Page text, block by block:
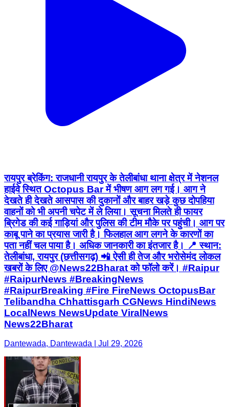
रायपुर ब्रेकिंग: राजधानी रायपुर के तेलीबांधा थाना क्षेत्र में नेशनल
हाईवे स्थित Octopus Bar में भीषण आग लग गई। आग ने
काबू पाने का प्रयास जारी है। फिलहाल आग लगने के कारणों का
पता नहीं चल पाया है। अधिक जानकारी का इंतजार है। 📍 स्थान:
तेलीबांधा, रायपुर (छत्तीसगढ़) 📲 ऐसी ही तेज और भरोसेमंद लोकल
खबरों के लिए @News22Bharat को फॉलो करें। #Raipur
#RaipurNews #BreakingNews
#RaipurBreaking #Fire FireNews OctopusBar
Telibandha Chhattisgarh CGNews HindiNews
LocalNews NewsUpdate ViralNews
News22Bharat
Dantewada, Dantewada | Jul 29, 2026